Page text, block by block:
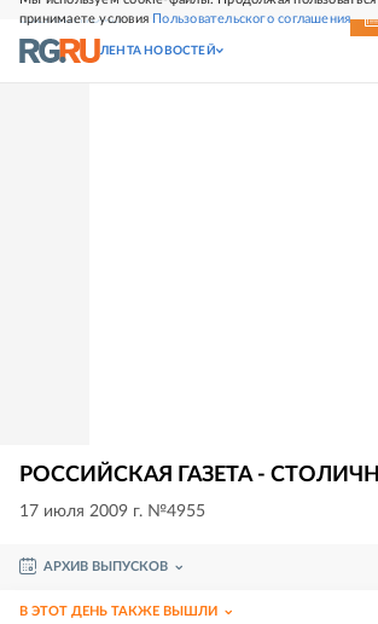
принимаете условия Пользовательского соглашения
СВЕЖИЙ НОМЕР
ЛЕНТА НОВОСТЕЙ
РОССИЙСКАЯ ГАЗЕТА -
17 июля 2009 г. №4955
АРХИВ ВЫПУСКОВ
В ЭТОТ ДЕНЬ ТАКЖЕ ВЫШЛИ